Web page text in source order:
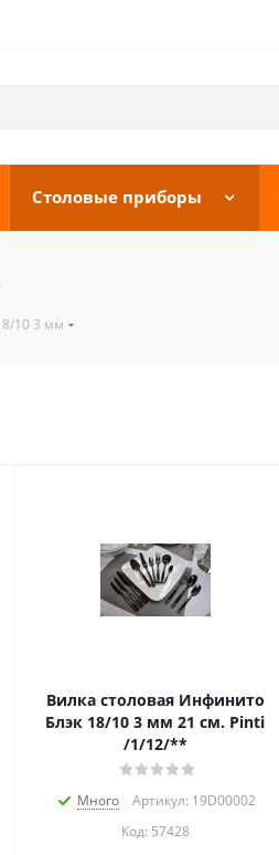
Столовые приборы
10 3 мм
Вилка столовая Инфинито
Блэк 18/10 3 мм 21 см. Pinti
/1/12/**
Много
Артикул: 19D00002
Код: 57428